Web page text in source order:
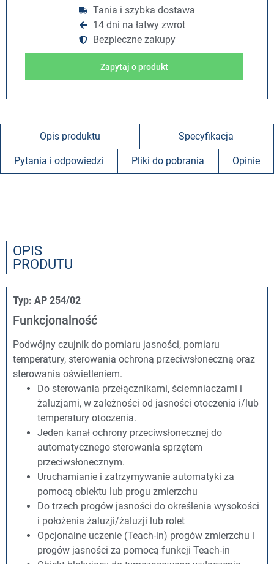
Tania i szybka dostawa
14 dni na łatwy zwrot
Bezpieczne zakupy
Zapytaj o produkt
Opis produktu Specyfikacja
Pytania i odpowiedzi Pliki do pobrania Opinie
OPIS
PRODUTU
Typ: AP 254/02
Funkcjonalność
Podwójny czujnik do pomiaru jasności, pomiaru
temperatury, sterowania ochroną przeciwsłoneczną oraz
sterowania oświetleniem.
Do sterowania przełącznikami, ściemniaczami i
żaluzjami, w zależności od jasności otoczenia i/lub
temperatury otoczenia.
Jeden kanał ochrony przeciwsłonecznej do
automatycznego sterowania sprzętem
przeciwsłonecznym.
Uruchamianie i zatrzymywanie automatyki za
pomocą obiektu lub progu zmierzchu
Do trzech progów jasności do określenia wysokości
i położenia żaluzji/żaluzji lub rolet
Opcjonalne uczenie (Teach-in) progów zmierzchu i
progów jasności za pomocą funkcji Teach-in